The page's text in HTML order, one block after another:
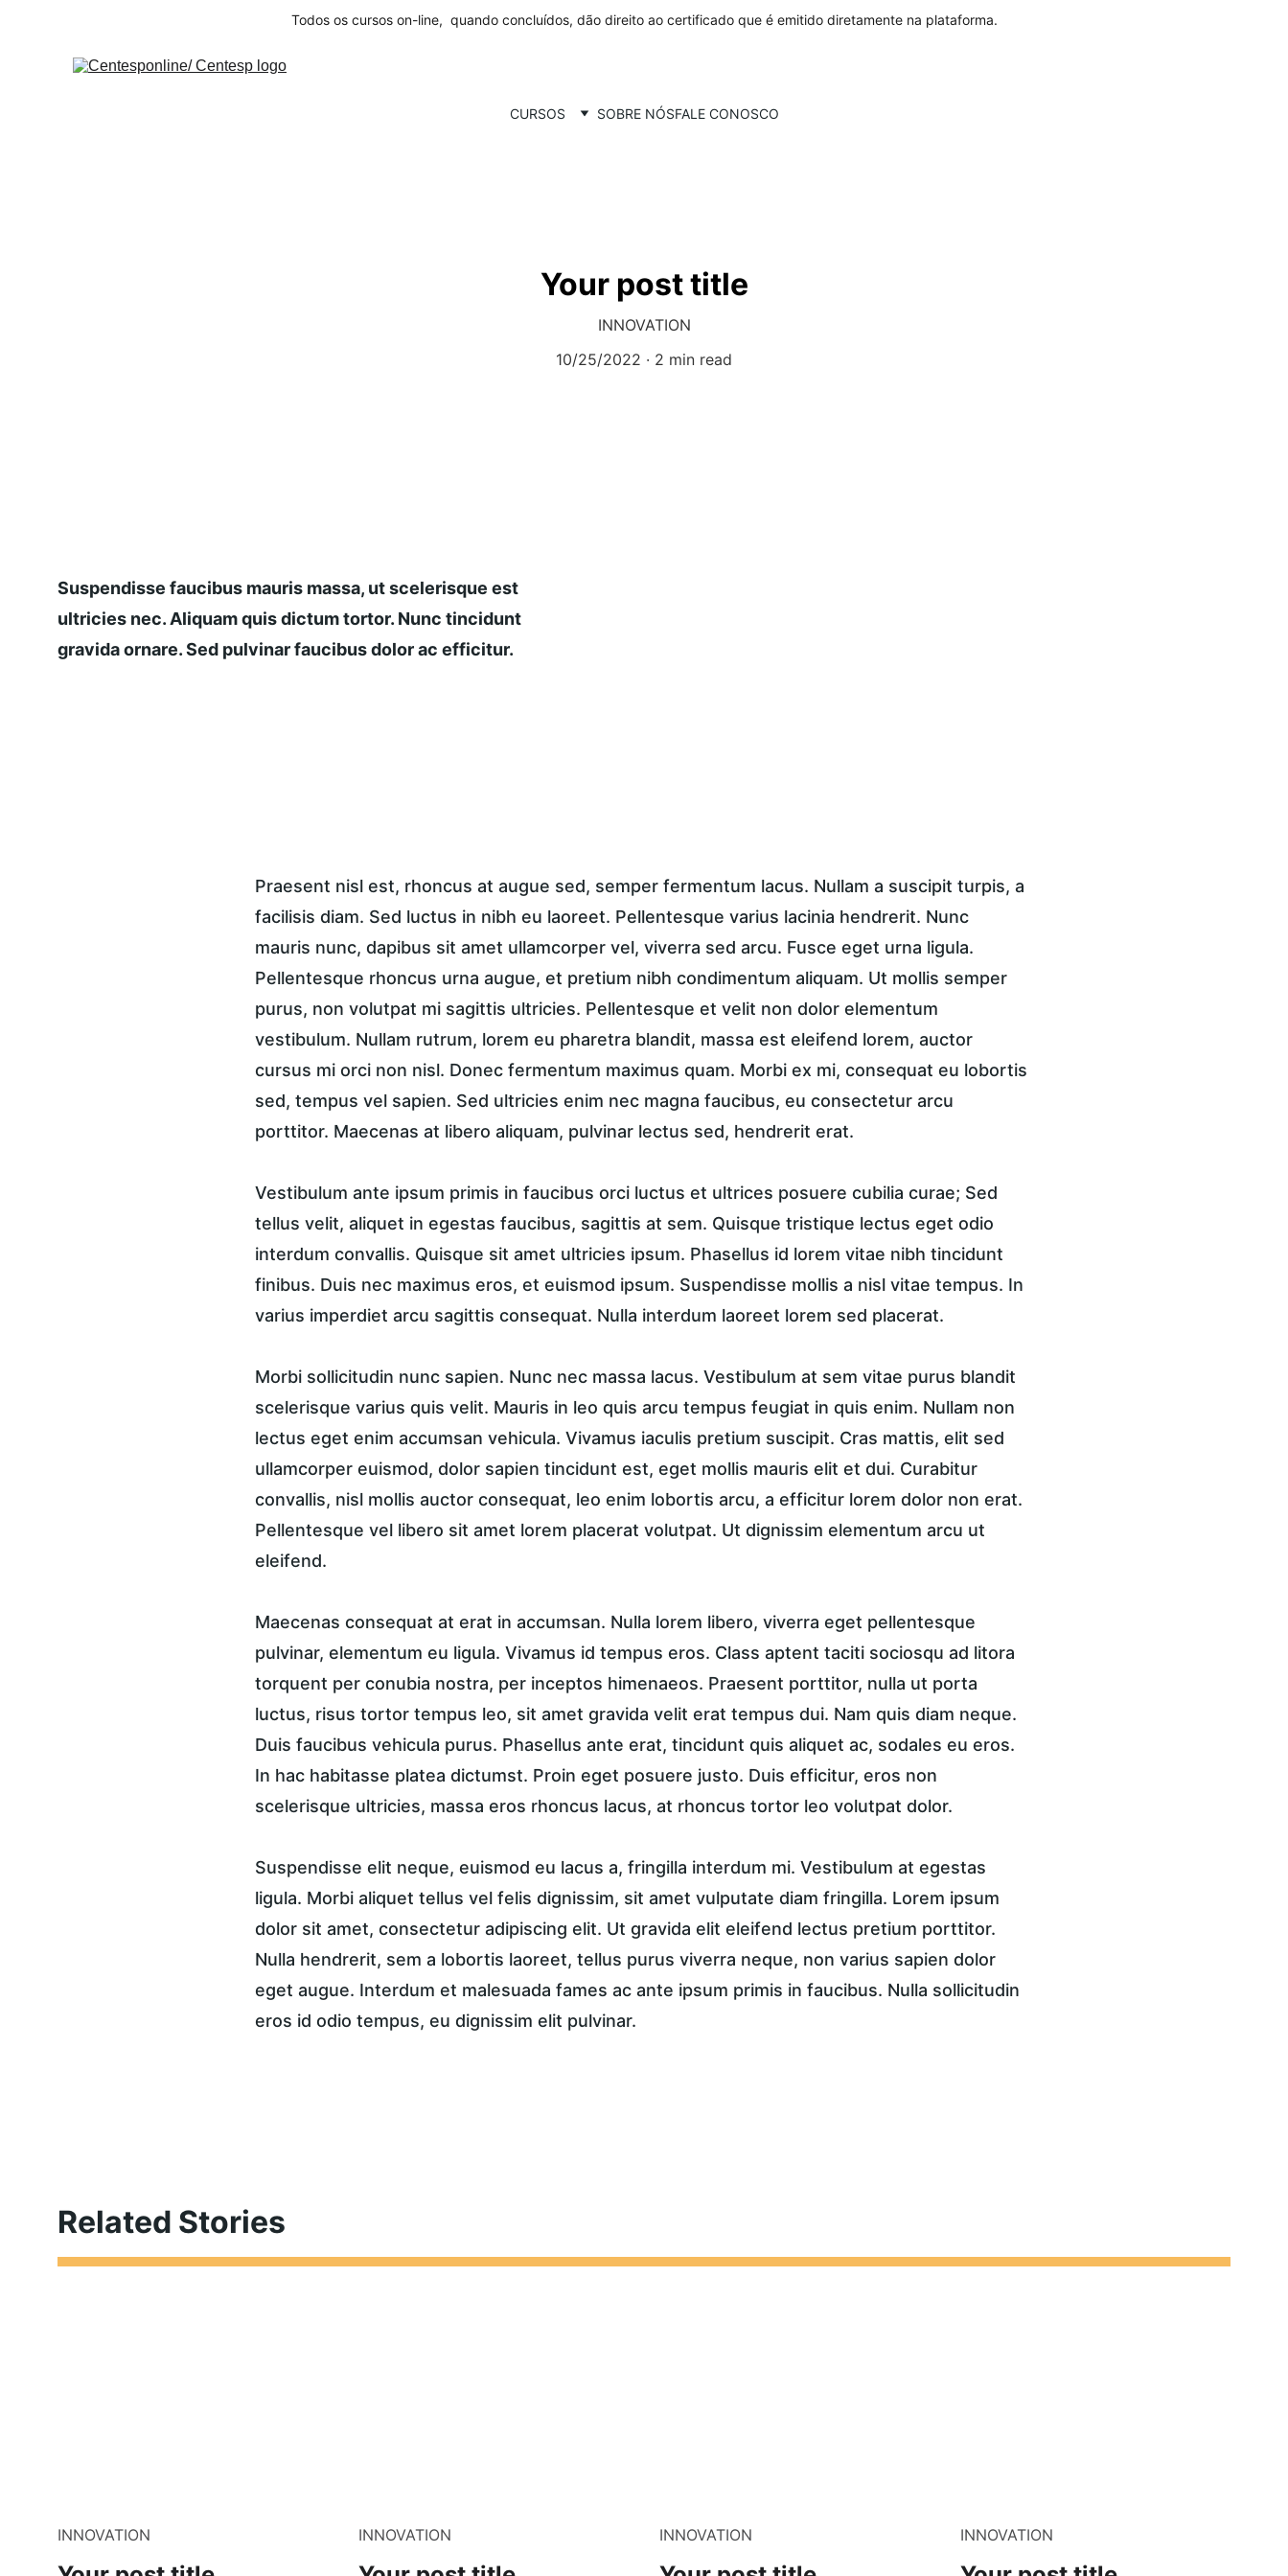
Todos os cursos on-line,  quando concluídos, dão direito ao certificado que é emitido diretamente na plataforma.
CURSOS SOBRE NÓSFALE CONOSCO
Your post title
INNOVATION
10/25/2022
2 min read
Suspendisse faucibus mauris massa, ut scelerisque est
ultricies nec. Aliquam quis dictum tortor. Nunc tincidunt
gravida ornare. Sed pulvinar faucibus dolor ac efficitur.
Praesent nisl est, rhoncus at augue sed, semper fermentum lacus. Nullam a suscipit turpis, a
facilisis diam. Sed luctus in nibh eu laoreet. Pellentesque varius lacinia hendrerit. Nunc
mauris nunc, dapibus sit amet ullamcorper vel, viverra sed arcu. Fusce eget urna ligula.
Pellentesque rhoncus urna augue, et pretium nibh condimentum aliquam. Ut mollis semper
purus, non volutpat mi sagittis ultricies. Pellentesque et velit non dolor elementum
vestibulum. Nullam rutrum, lorem eu pharetra blandit, massa est eleifend lorem, auctor
cursus mi orci non nisl. Donec fermentum maximus quam. Morbi ex mi, consequat eu lobortis
sed, tempus vel sapien. Sed ultricies enim nec magna faucibus, eu consectetur arcu
porttitor. Maecenas at libero aliquam, pulvinar lectus sed, hendrerit erat.
Vestibulum ante ipsum primis in faucibus orci luctus et ultrices posuere cubilia curae; Sed
tellus velit, aliquet in egestas faucibus, sagittis at sem. Quisque tristique lectus eget odio
interdum convallis. Quisque sit amet ultricies ipsum. Phasellus id lorem vitae nibh tincidunt
finibus. Duis nec maximus eros, et euismod ipsum. Suspendisse mollis a nisl vitae tempus. In
varius imperdiet arcu sagittis consequat. Nulla interdum laoreet lorem sed placerat.
Morbi sollicitudin nunc sapien. Nunc nec massa lacus. Vestibulum at sem vitae purus blandit
scelerisque varius quis velit. Mauris in leo quis arcu tempus feugiat in quis enim. Nullam non
lectus eget enim accumsan vehicula. Vivamus iaculis pretium suscipit. Cras mattis, elit sed
ullamcorper euismod, dolor sapien tincidunt est, eget mollis mauris elit et dui. Curabitur
convallis, nisl mollis auctor consequat, leo enim lobortis arcu, a efficitur lorem dolor non erat.
Pellentesque vel libero sit amet lorem placerat volutpat. Ut dignissim elementum arcu ut
eleifend.
Maecenas consequat at erat in accumsan. Nulla lorem libero, viverra eget pellentesque
pulvinar, elementum eu ligula. Vivamus id tempus eros. Class aptent taciti sociosqu ad litora
torquent per conubia nostra, per inceptos himenaeos. Praesent porttitor, nulla ut porta
luctus, risus tortor tempus leo, sit amet gravida velit erat tempus dui. Nam quis diam neque.
Duis faucibus vehicula purus. Phasellus ante erat, tincidunt quis aliquet ac, sodales eu eros.
In hac habitasse platea dictumst. Proin eget posuere justo. Duis efficitur, eros non
scelerisque ultricies, massa eros rhoncus lacus, at rhoncus tortor leo volutpat dolor.
Suspendisse elit neque, euismod eu lacus a, fringilla interdum mi. Vestibulum at egestas
ligula. Morbi aliquet tellus vel felis dignissim, sit amet vulputate diam fringilla. Lorem ipsum
dolor sit amet, consectetur adipiscing elit. Ut gravida elit eleifend lectus pretium porttitor.
Nulla hendrerit, sem a lobortis laoreet, tellus purus viverra neque, non varius sapien dolor
eget augue. Interdum et malesuada fames ac ante ipsum primis in faucibus. Nulla sollicitudin
eros id odio tempus, eu dignissim elit pulvinar.
Related Stories
INNOVATION INNOVATION INNOVATION INNOVATION